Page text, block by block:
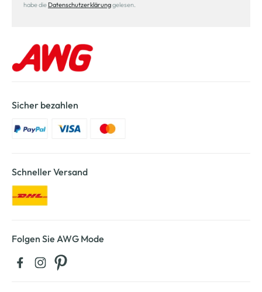
habe die Datenschutzerklärunggelesen.
Sicher bezahlen
Schneller Versand
Folgen Sie AWG Mode